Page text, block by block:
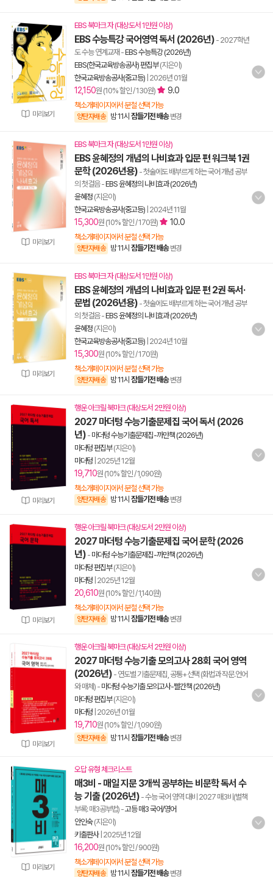
미리보기
EBS 북마크 자 (대상도서 1만원 이상)
EBS 수능특강 국어영역 독서 (2026년) - 2027학년
도 수능 연계교재 -EBS 수능특강 (2026년)
EBS(한국교육방송공사) 편집부(지은이)
한국교육방송공사(중고등) 2026년 01월
12,150원 (10% 할인 / 130원) 9.0
책소개페이지에서 분철 선택 가능
양탄자배송 밤 11시 잠들기전 배송 변경
미리보기
EBS 북마크 자 (대상도서 1만원 이상)
EBS 윤혜정의 개념의 나비효과 입문 편 워크북 1권
문학 (2026년용) - 첫술에도 배부르게 하는 국어 개념 공부
의 첫걸음-EBS 윤혜정의 나비효과 (2026년)
윤혜정 (지은이)
한국교육방송공사(중고등) 2024년 11월
15,300원 (10% 할인 / 170원) 10.0
책소개페이지에서 분철 선택 가능
양탄자배송 밤 11시 잠들기전 배송 변경
미리보기
EBS 북마크 자 (대상도서 1만원 이상)
EBS 윤혜정의 개념의 나비효과 입문 편 2권 독서·
문법 (2026년용) - 첫술에도 배부르게 하는 국어 개념 공부
의 첫걸음-EBS 윤혜정의 나비효과 (2026년)
윤혜정 (지은이)
한국교육방송공사(중고등) 2024년 10월
15,300원 (10% 할인 / 170원)
책소개페이지에서 분철 선택 가능
양탄자배송 밤 11시 잠들기전 배송 변경
미리보기
행운 아크릴 북마크 (대상도서 2만원 이상)
2027 마더텅 수능기출문제집 국어 독서 (2026
년) - 마더텅 수능기출문제집-까만책 (2026년)
마더텅 편집부(지은이)
마더텅 2025년 12월
19,710원 (10% 할인 / 1,090원)
책소개페이지에서 분철 선택 가능
양탄자배송 밤 11시 잠들기전 배송 변경
미리보기
행운 아크릴 북마크 (대상도서 2만원 이상)
2027 마더텅 수능기출문제집 국어 문학 (2026
년) - 마더텅 수능기출문제집-까만책 (2026년)
마더텅 편집부(지은이)
마더텅 2025년 12월
20,610원 (10% 할인 / 1,140원)
책소개페이지에서 분철 선택 가능
양탄자배송 밤 11시 잠들기전 배송 변경
미리보기
행운 아크릴 북마크 (대상도서 2만원 이상)
2027 마더텅 수능기출 모의고사 28회 국어 영역
(2026년) - 연도별 기출문제집, 공통+선택 (화법과 작문.언어
와 매체) - 마더텅 수능기출 모의고사-빨간책 (2026년)
마더텅 편집부(지은이)
마더텅 2026년 01월
19,710원 (10% 할인 / 1,090원)
양탄자배송 밤 11시 잠들기전 배송 변경
미리보기
오답 유형 체크리스트
매3비 - 매일 지문 3개씩 공부하는 비문학 독서 수
능 기출 (2026년) - 수능 국어 영역 대비 2027 매3비(별책
부록: 매3공부법) -고등 매3 국어/영어
안인숙(지은이)
키출판사| 2025년 12월
16,200원 (10% 할인 / 900원)
책소개페이지에서 분철 선택 가능
양탄자배송 밤 11시 잠들기전 배송 변경